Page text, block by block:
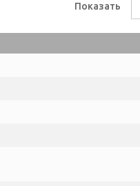
Показать